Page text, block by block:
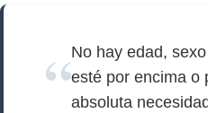
No hay edad,
esté por encima o
absoluta